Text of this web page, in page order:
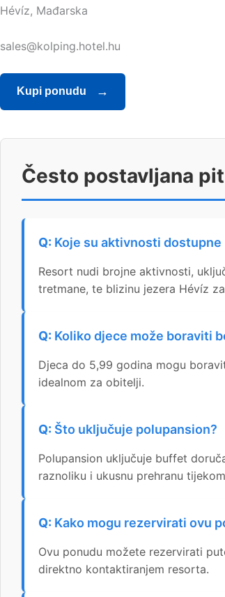
Hévíz, Mađarska
sales@kolping.hotel.hu
Kupi ponudu
Često postavljana
Koje su aktivnosti
Resort nudi brojne aktivnosti,
tretmane, te blizinu jezera Hévíz
Koliko djece može boraviti
Djeca do 5,99 godina mogu
idealnom za obitelji.
Što uključuje polupansion?
Polupansion uključuje buffet
raznoliku i ukusnu prehranu
Kako mogu rezervirati ovu
Ovu ponudu možete rezervirati
direktno kontaktiranjem resorta.